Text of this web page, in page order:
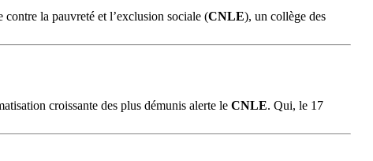
la pauvreté et l’exclusion sociale (CNLE), un collège des
croissante des plus démunis alerte le CNLE. Qui, le 17